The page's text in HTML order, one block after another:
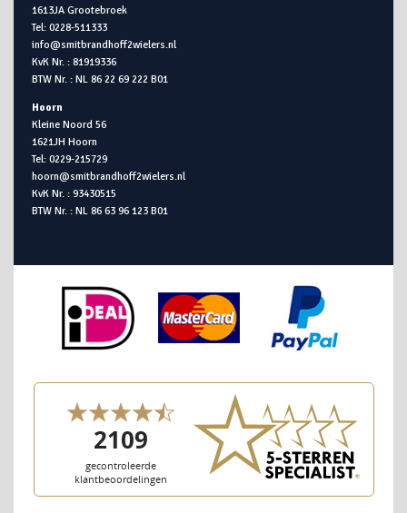
1613JA Grootebroek
Tel: 0228-511333
info@smitbrandhoff2wielers.nl
KvK Nr. : 81919336
BTW Nr. : NL 86 22 69 222 B01
Hoorn
Kleine Noord 56
1621JH Hoorn
Tel: 0229-215729
hoorn@smitbrandhoff2wielers.nl
KvK Nr. : 93430515
BTW Nr. : NL 86 63 96 123 B01